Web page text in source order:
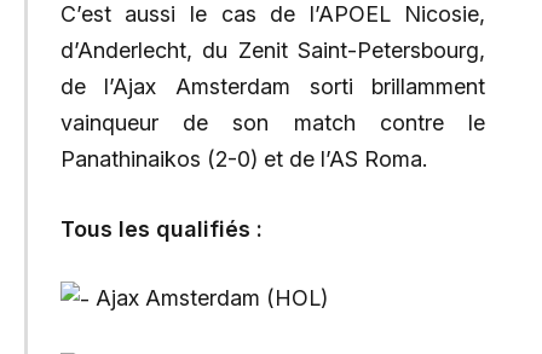
C’est aussi le cas de l’APOEL Nicosie,
d’Anderlecht, du Zenit Saint-Petersbourg,
de l’Ajax Amsterdam sorti brillamment
vainqueur de son match contre le
Panathinaikos (2-0) et de l’AS Roma.
Tous les qualifiés :
Ajax Amsterdam (HOL)